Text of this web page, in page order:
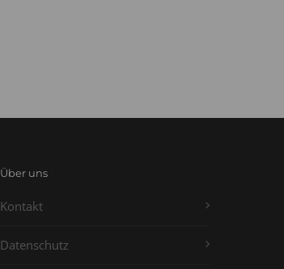
Über uns
Kontakt
Datenschutz